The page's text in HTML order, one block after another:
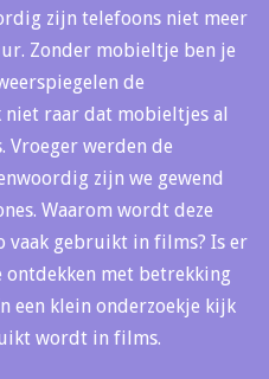
zijn telefoons niet meer
Zonder mobieltje ben je
de
raar dat mobieltjes al
Vroeger werden de
zijn we gewend
Waarom wordt deze
vaak gebruikt in films? Is er
ontdekken met betrekking
een klein onderzoekje kijk
wordt in films.